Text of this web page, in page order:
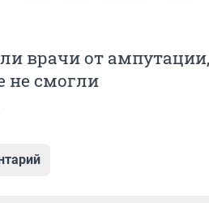
врачи от
не смогли